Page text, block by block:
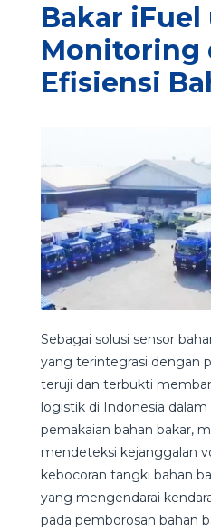
Bakar
Monitoring
Efisiensi
Sebagai solusi sensor
yang terintegrasi dengan
teruji dan terbukti
logistik di Indonesia
pemakaian bahan bakar,
mendeteksi kejanggalan
kebocoran tangki bahan
yang mengendarai
pada pemborosan bahan